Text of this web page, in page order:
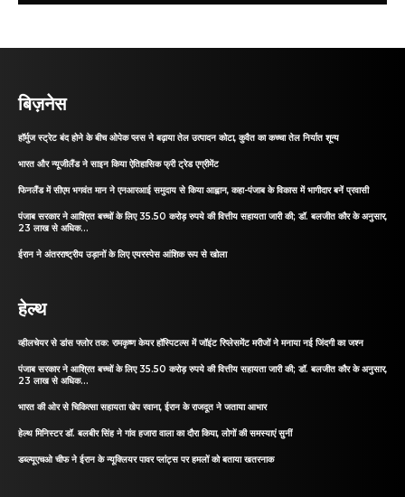
बिज़नेस
हॉर्मुज स्ट्रेट बंद होने के बीच ओपेक प्लस ने बढ़ाया तेल उत्पादन कोटा, कुवैत का कच्चा तेल निर्यात शून्य
भारत और न्यूजीलैंड ने साइन किया ऐतिहासिक फ्री ट्रेड एग्रीमेंट
फिनलैंड में सीएम भगवंत मान ने एनआरआई समुदाय से किया आह्वान, कहा-पंजाब के विकास में भागीदार बनें प्रवासी
पंजाब सरकार ने आश्रित बच्चों के लिए 35.50 करोड़ रुपये की वित्तीय सहायता जारी की; डॉ. बलजीत कौर के अनुसार,
23 लाख से अधिक...
ईरान ने अंतरराष्ट्रीय उड़ानों के लिए एयरस्पेस आंशिक रूप से खोला
हेल्थ
व्हीलचेयर से डांस फ्लोर तक: रामकृष्ण केयर हॉस्पिटल्स में जॉइंट रिप्लेसमेंट मरीजों ने मनाया नई जिंदगी का जश्न
पंजाब सरकार ने आश्रित बच्चों के लिए 35.50 करोड़ रुपये की वित्तीय सहायता जारी की; डॉ. बलजीत कौर के अनुसार,
23 लाख से अधिक...
भारत की ओर से चिकित्सा सहायता खेप रवाना, ईरान के राजदूत ने जताया आभार
हेल्थ मिनिस्टर डॉ. बलबीर सिंह ने गांव हजारा वाला का दौरा किया, लोगों की समस्याएं सुनीं
डब्ल्यूएचओ चीफ ने ईरान के न्यूक्लियर पावर प्लांट्स पर हमलों को बताया खतरनाक